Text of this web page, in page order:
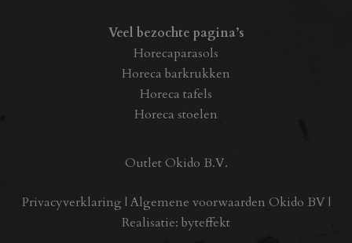
Veel bezochte pagina’s
Horecaparasols
Horeca barkrukken
Horeca tafels
Horeca stoelen
Outlet Okido B.V.
Privacyverklaring | Algemene voorwaarden Okido BV |
Realisatie: byteffekt